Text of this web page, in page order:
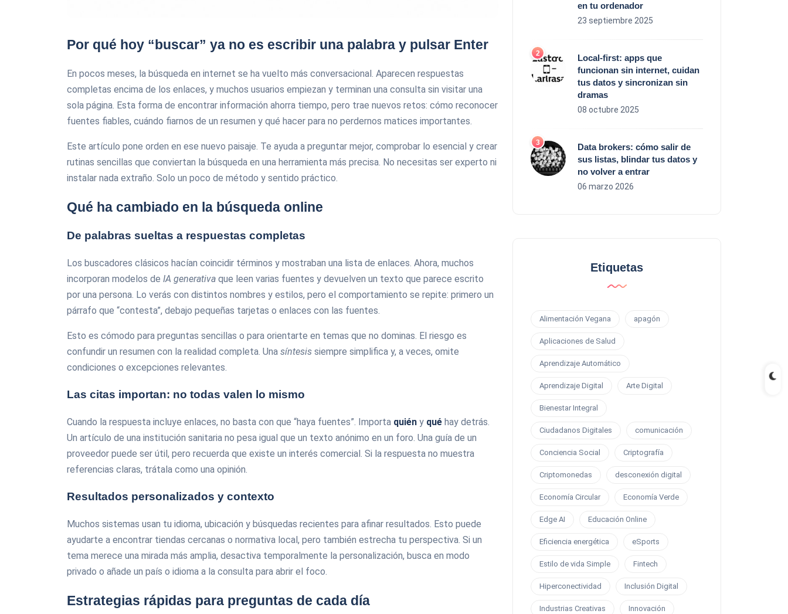
Por qué hoy “buscar” ya no es escribir una palabra y pulsar Enter
En pocos meses, la búsqueda en internet se ha vuelto más conversacional. Aparecen respuestas
completas encima de los enlaces, y muchos usuarios empiezan y terminan una consulta sin visitar una
sola página. Esta forma de encontrar información ahorra tiempo, pero trae nuevos retos: cómo reconocer
fuentes fiables, cuándo fiarnos de un resumen y qué hacer para no perdernos matices importantes.
Este artículo pone orden en ese nuevo paisaje. Te ayuda a preguntar mejor, comprobar lo esencial y crear
rutinas sencillas que conviertan la búsqueda en una herramienta más precisa. No necesitas ser experto ni
instalar nada extraño. Solo un poco de método y sentido práctico.
Qué ha cambiado en la búsqueda online
De palabras sueltas a respuestas completas
Los buscadores clásicos hacían coincidir términos y mostraban una lista de enlaces. Ahora, muchos
incorporan modelos de IA generativa que leen varias fuentes y devuelven un texto que parece escrito
por una persona. Lo verás con distintos nombres y estilos, pero el comportamiento se repite: primero un
párrafo que “contesta”, debajo pequeñas tarjetas o enlaces con las fuentes.
Esto es cómodo para preguntas sencillas o para orientarte en temas que no dominas. El riesgo es
confundir un resumen con la realidad completa. Una síntesis siempre simplifica y, a veces, omite
condiciones o excepciones relevantes.
Las citas importan: no todas valen lo mismo
Cuando la respuesta incluye enlaces, no basta con que “haya fuentes”. Importa quién y qué hay detrás.
Un artículo de una institución sanitaria no pesa igual que un texto anónimo en un foro. Una guía de un
proveedor puede ser útil, pero recuerda que existe un interés comercial. Si la respuesta no muestra
referencias claras, trátala como una opinión.
Resultados personalizados y contexto
Muchos sistemas usan tu idioma, ubicación y búsquedas recientes para afinar resultados. Esto puede
ayudarte a encontrar tiendas cercanas o normativa local, pero también estrecha tu perspectiva. Si un
tema merece una mirada más amplia, desactiva temporalmente la personalización, busca en modo
privado o añade un país o idioma a la consulta para abrir el foco.
Estrategias rápidas para preguntas de cada día
en tu ordenador
23 septiembre 2025
Local‑first: apps que
funcionan sin internet, cuidan
tus datos y sincronizan sin
dramas
08 octubre 2025
Data brokers: cómo salir de
sus listas, blindar tus datos y
no volver a entrar
06 marzo 2026
Etiquetas
Alimentación Vegana apagón
Aplicaciones de Salud
Aprendizaje Automático
Aprendizaje Digital Arte Digital
Bienestar Integral
Ciudadanos Digitales comunicación
Conciencia Social Criptografía
Criptomonedas desconexión digital
Economía Circular Economía Verde
Edge AI Educación Online
Eficiencia energética eSports
Estilo de vida Simple Fintech
Hiperconectividad Inclusión Digital
Industrias Creativas Innovación